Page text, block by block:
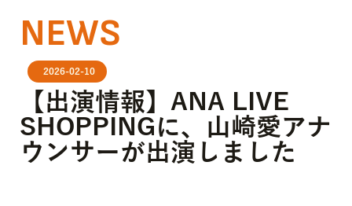
NEWS
2026-02-10
【出演情報】ANA LIVE
SHOPPINGに、山崎愛アナ
ウンサーが出演しました